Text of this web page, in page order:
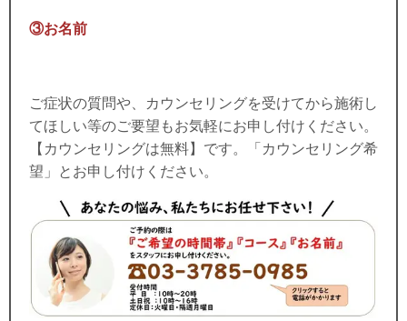
③お名前
ご症状の質問や、カウンセリングを受けてから施術し
てほしい等のご要望もお気軽にお申し付けください。
【カウンセリングは無料】です。「カウンセリング希
望」とお申し付けください。